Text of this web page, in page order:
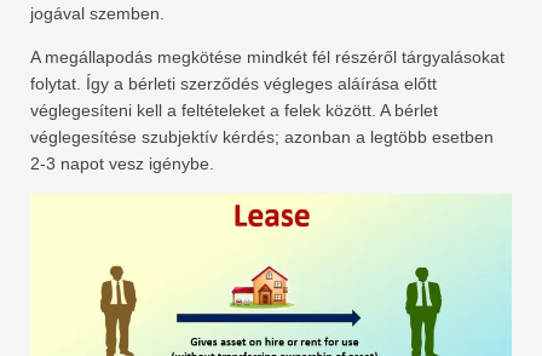
jogával szemben.
A megállapodás megkötése mindkét fél részéről tárgyalásokat
folytat. Így a bérleti szerződés végleges aláírása előtt
véglegesíteni kell a feltételeket a felek között. A bérlet
véglegesítése szubjektív kérdés; azonban a legtöbb esetben
2-3 napot vesz igénybe.